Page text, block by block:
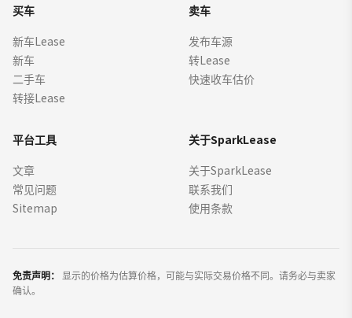
买车
新车Lease
新车
二手车
转接Lease
卖车
发布车源
转Lease
快速收车估价
平台工具
文章
常见问题
Sitemap
关于SparkLease
关于SparkLease
联系我们
使用条款
免责声明：
显示的价格为估算价格，可能与实际交易价格不同。请务必与卖家
确认。